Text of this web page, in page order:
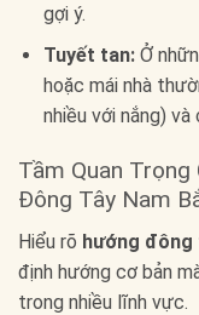
gợi ý.
Tuyết tan:Ở
hoặc mái nhà
nhiều với nắng) và
Tầm Quan
Đông Tây Nam
Hiểu rõ hướng đông
định hướng cơ bản
trong nhiều lĩnh vực.